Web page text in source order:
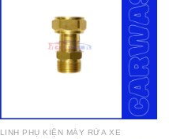
LINH PHỤ KIỆN MÁY RỬA XE